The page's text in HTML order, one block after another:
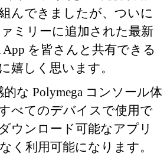
んできましたが、ついに
ァミリーに追加された最新
App を皆さんと共有できる
嬉しく思います。
な Polymega コンソール体
べてのデバイスで使用で
ウンロード可能なアプリ
く利用可能になります。